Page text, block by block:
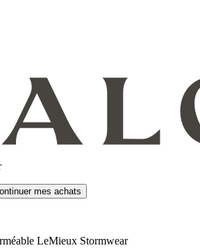
mes achats
LeMieux Stormwear